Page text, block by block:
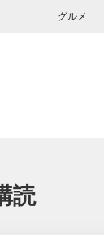
グルメ
読